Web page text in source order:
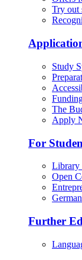
Try out
Study
The
Apply
For
Library
Open
Further